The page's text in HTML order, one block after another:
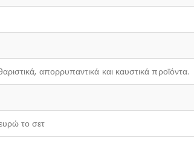
απορρυπαντικά και καυστικά προϊόντα.
το σετ